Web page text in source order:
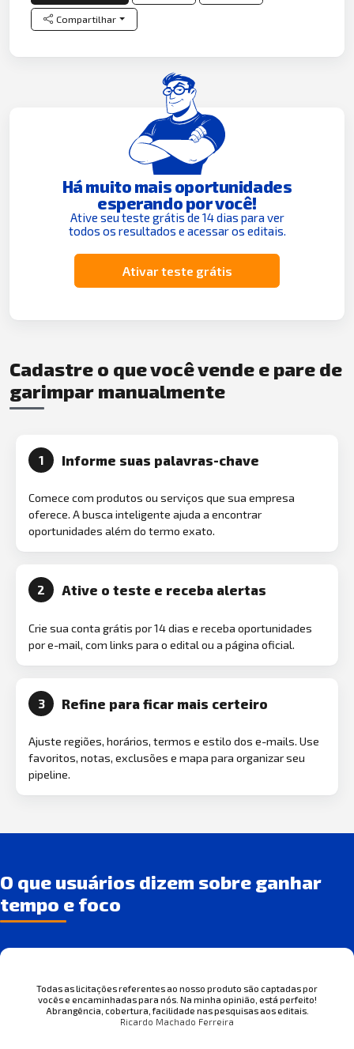
Compartilhar
Há muito mais oportunidades
esperando por você!
Ative seu teste grátis de 14 dias para ver
todos os resultados e acessar os editais.
Ativar teste grátis
Cadastre o que você vende e pare de
garimpar manualmente
1 Informe suas palavras-chave
Comece com produtos ou serviços que sua empresa
oferece. A busca inteligente ajuda a encontrar
oportunidades além do termo exato.
2 Ative o teste e receba alertas
Crie sua conta grátis por 14 dias e receba oportunidades
por e-mail, com links para o edital ou a página oficial.
3 Refine para ficar mais certeiro
Ajuste regiões, horários, termos e estilo dos e-mails. Use
favoritos, notas, exclusões e mapa para organizar seu
pipeline.
O que usuários dizem sobre ganhar
tempo e foco
Todas as licitações referentes ao nosso produto são captadas por
vocês e encaminhadas para nós. Na minha opinião, está perfeito!
Abrangência, cobertura, facilidade nas pesquisas aos editais.
Ricardo Machado Ferreira